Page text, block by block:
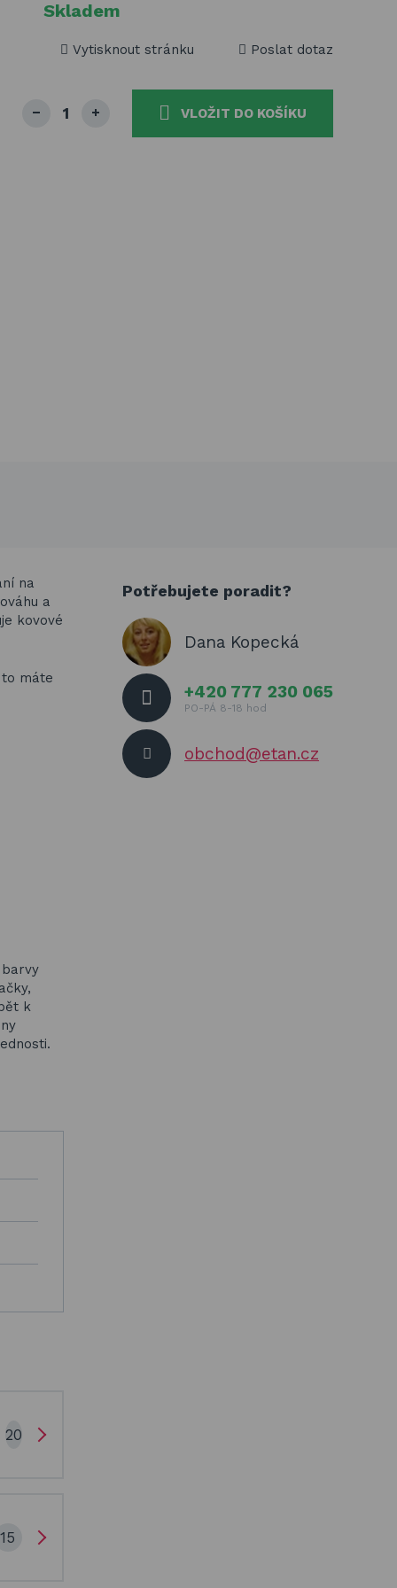
Skladem
Vytisknout stránku Poslat dotaz
VLOŽIT DO KOŠÍKU
na
a
kovové
máte
k
20
15
Potřebujete poradit?
Dana Kopecká
+420 777 230 065
PO-PÁ 8-18 hod
obchod@etan.cz